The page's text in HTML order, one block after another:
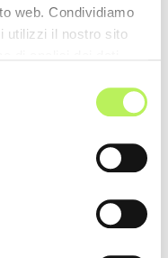
web. Condividiamo
utilizzi il nostro sito
hai fornito loro o